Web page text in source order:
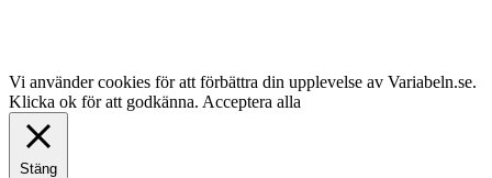
Vi använder cookies för att förbättra din upplevelse av Variabeln.se.
Klicka ok för att godkänna. Acceptera alla
Stäng